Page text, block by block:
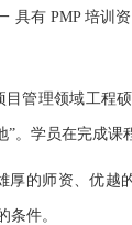
有 PMP 培训
目管理领域工程
。学员在完成
厚的师资、优越
条件。